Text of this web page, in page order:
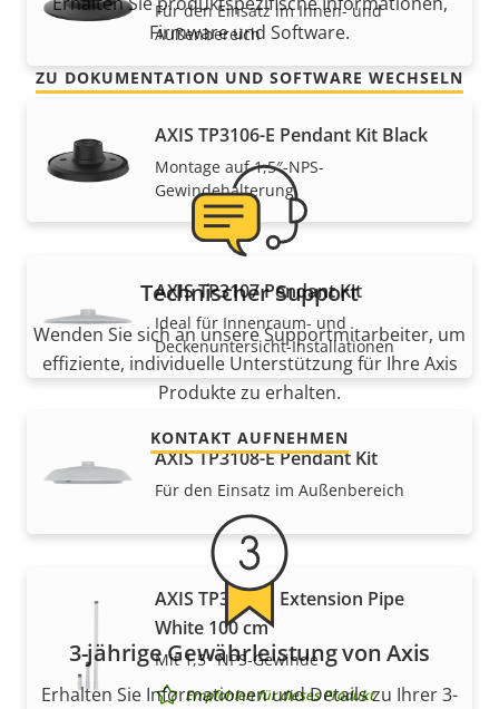
Für den Einsatz im Innen- und
Außenbereich
AXIS TP3106-E Pendant Kit Black
Montage auf 1,5″-NPS-
Gewindehalterung
AXIS TP3107 Pendant Kit
Ideal für Innenraum- und
Deckenuntersicht-Installationen
AXIS TP3108-E Pendant Kit
Für den Einsatz im Außenbereich
AXIS TP3908-E Extension Pipe
White 100 cm
Mit 1,5″ NPS-Gewinde
Empfohlen für dieses Produkt
Firmware und Software.
ZU DOKUMENTATION UND SOFTWARE WECHSELN
Technischer Support
Wenden Sie sich an unsere Supportmitarbeiter, um
effiziente, individuelle Unterstützung für Ihre Axis
Produkte zu erhalten.
KONTAKT AUFNEHMEN
3-jährige Gewährleistung von Axis
Erhalten Sie Informationen und Details zu Ihrer 3-